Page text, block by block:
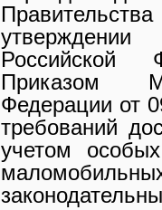
Российской
Приказом
Федерации от
требований
учетом